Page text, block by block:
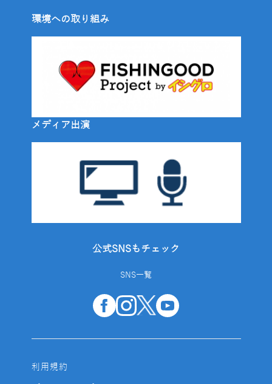
環境への取り組み
メディア出演
公式SNSもチェック
SNS一覧
利用規約